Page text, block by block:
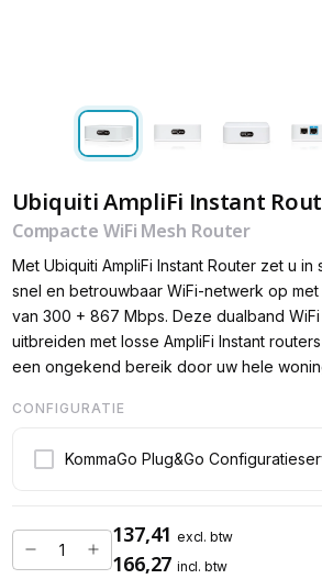
Ubiquiti AmpliFi Instant
Compacte WiFi Mesh Router
Met Ubiquiti AmpliFi Instant Router zet u in
snel en betrouwbaar WiFi-netwerk op
van 300 + 867 Mbps. Deze dualband
uitbreiden met losse AmpliFi Instant
een ongekend bereik door uw hele
CONFIGURATIE
KommaGo Plug&Go
137,41 excl. btw
166,27 incl. btw